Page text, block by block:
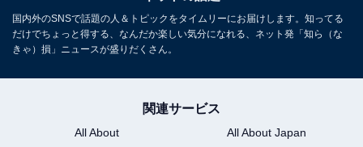
国内外のSNSで話題の人＆トピックをタイムリーにお届けします。知ってる
だけでちょっと得する、なんだか楽しい気分になれる、ネット発「知ら（な
きゃ）損」ニュースが盛りだくさん。
関連サービス
All About
All About Japan